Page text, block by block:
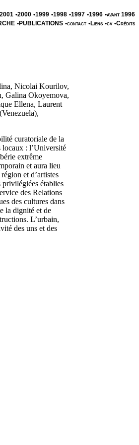
Nicolai Kourilov,
Galina Okoyemova,
Ellena, Laurent
curatoriale de la
locaux : l’Université
extrême
et aura lieu
et d’artistes
privilégiées établies
des Relations
des cultures dans
la dignité et de
L’urbain,
des uns et des
•2000 •1999 •1998 •1997 •1996 •avant 1996
•PUBLICATIONS •contact •Liens •cv •Crédits